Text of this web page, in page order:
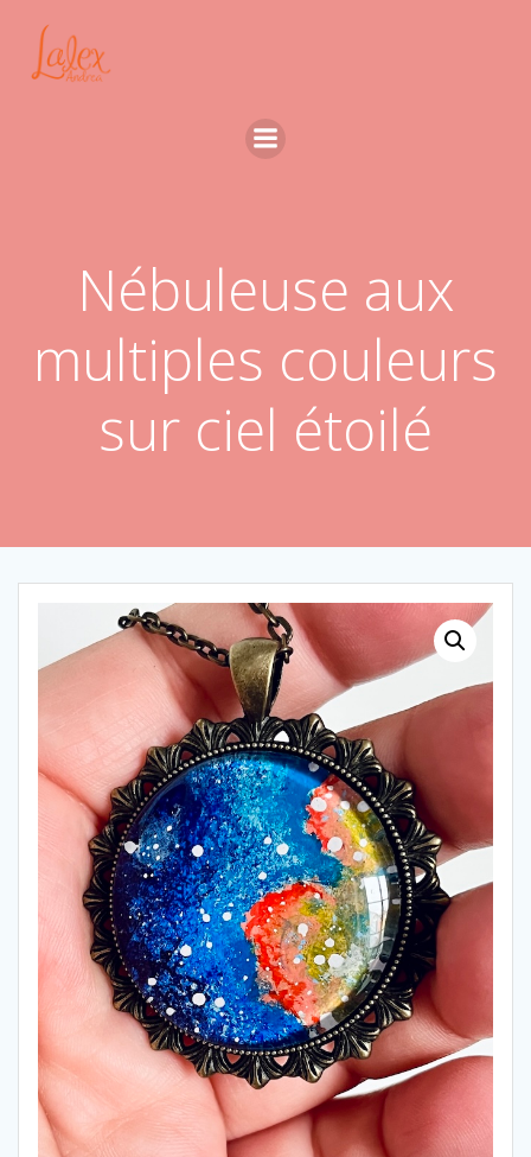
contenu
Nébuleuse aux
multiples couleurs
sur ciel étoilé